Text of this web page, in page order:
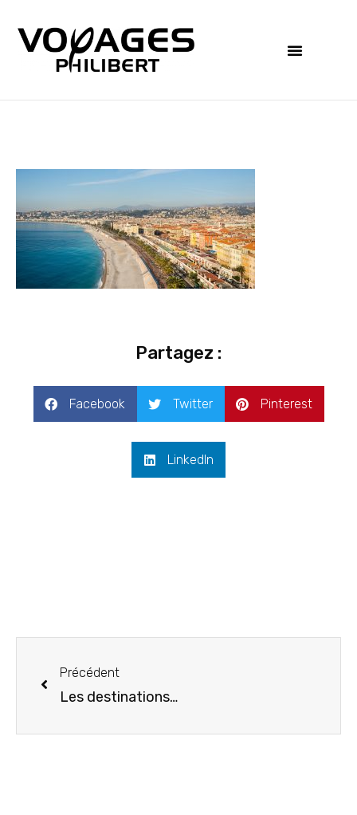
Partagez :
Facebook Twitter Pinterest
LinkedIn
Précédent
Les destinations vacances d’été en France